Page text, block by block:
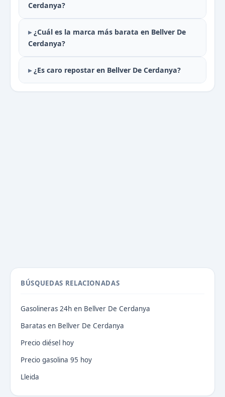
Cerdanya?
¿Cuál es la marca más barata en Bellver De
Cerdanya?
¿Es caro repostar en Bellver De Cerdanya?
BÚSQUEDAS RELACIONADAS
Gasolineras 24h en Bellver De Cerdanya
Baratas en Bellver De Cerdanya
Precio diésel hoy
Precio gasolina 95 hoy
Lleida